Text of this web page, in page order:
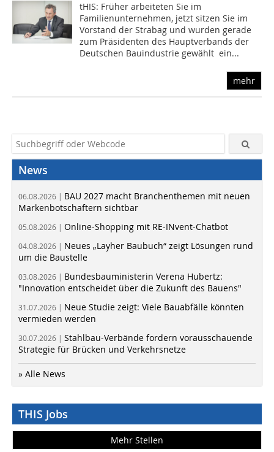
tHIS: Früher arbeiteten Sie im
Familienunternehmen, jetzt sitzen Sie im
Vorstand der Strabag und wurden gerade
zum Präsidenten des Hauptverbands der
Deutschen Bauindustrie gewählt  ein...
mehr
News
06.08.2026 | BAU 2027 macht Branchenthemen mit neuen
Markenbotschaftern sichtbar
05.08.2026 | Online-Shopping mit RE-INvent-Chatbot
04.08.2026 | Neues „Layher Baubuch“ zeigt Lösungen rund
um die Baustelle
03.08.2026 | Bundesbauministerin Verena Hubertz:
"Innovation entscheidet über die Zukunft des Bauens"
31.07.2026 | Neue Studie zeigt: Viele Bauabfälle könnten
vermieden werden
30.07.2026 | Stahlbau-Verbände fordern vorausschauende
Strategie für Brücken und Verkehrsnetze
» Alle News
THIS Jobs
Mehr Stellen